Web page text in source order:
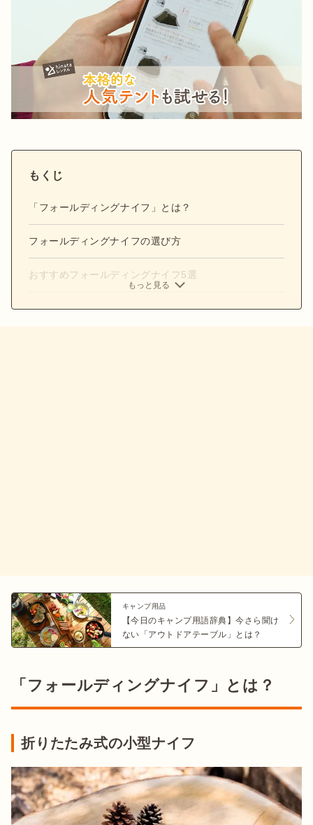
もくじ
「フォールディングナイフ」とは？
フォールディングナイフの選び方
おすすめフォールディングナイフ5選
もっと見る
キャンプ用品
【今日のキャンプ用語辞典】今さら聞け
ない「アウトドアテーブル」とは？
「フォールディングナイフ」とは？
折りたたみ式の小型ナイフ